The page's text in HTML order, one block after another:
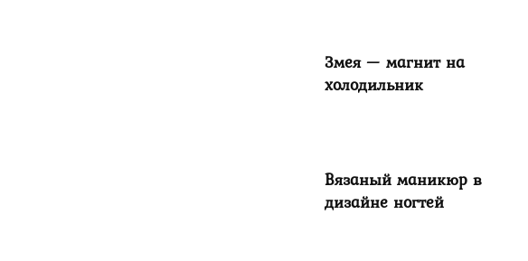
Змея — магнит на
холодильник
Вязаный маникюр в
дизайне ногтей